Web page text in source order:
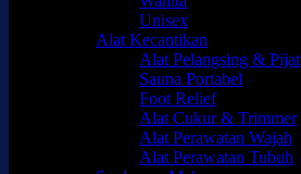
Unisex
Alat Kecantikan
Alat Pelangsing & Pijat
Sauna Portabel
Foot Relief
Alat Cukur & Trimmer
Alat Perawatan Wajah
Alat Perawatan Tubuh